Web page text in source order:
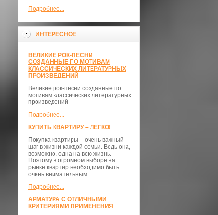
Подробнее...
ИНТЕРЕСНОЕ
ВЕЛИКИЕ РОК-ПЕСНИ
СОЗДАННЫЕ ПО МОТИВАМ
КЛАССИЧЕСКИХ ЛИТЕРАТУРНЫХ
ПРОИЗВЕДЕНИЙ
Великие рок-песни созданные по
мотивам классических литературных
произведений
Подробнее...
КУПИТЬ КВАРТИРУ – ЛЕГКО!
Покупка квартиры – очень важный
шаг в жизни каждой семьи. Ведь она,
возможно, одна на всю жизнь.
Поэтому в огромном выборе на
рынке квартир необходимо быть
очень внимательным.
Подробнее...
АРМАТУРА С ОТЛИЧНЫМИ
КРИТЕРИЯМИ ПРИМЕНЕНИЯ